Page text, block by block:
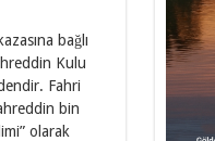
bağlı
Kulu
Fahri
bin
olarak